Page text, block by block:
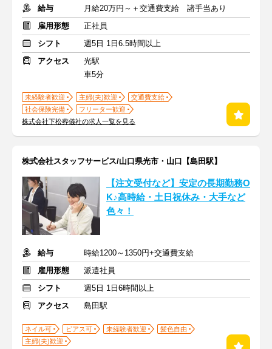
給与
月給20万円～＋交通費支給 諸手当あり
雇用形態
正社員
シフト
週5日 1日6.5時間以上
アクセス
光駅
車5分
未経験者歓迎 主婦(夫)歓迎
交通費支給
社会保険完備
フリーター歓迎
株式会社下松葬儀社の求人一覧を見る
株式会社スタッフサービス/山口県光市・山口【島田駅】
【注文受付など】安定の長期勤務O
K♪高時給・土日祝休み・大手など
色々！
給与
時給1200～1350円+交通費支給
雇用形態
派遣社員
シフト
週5日 1日6時間以上
アクセス
島田駅
ネイル可 ピアス可 未経験者歓迎
髪色自由
主婦(夫)歓迎